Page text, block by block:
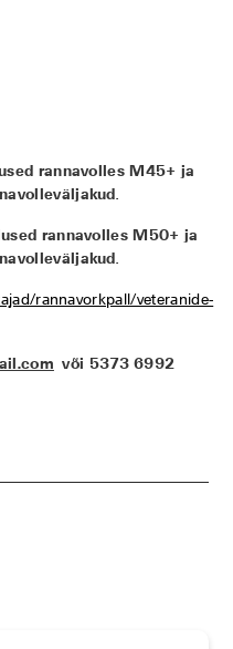
rannavolles M45+ ja
rannavolles M50+ ja
rannavorkpall/veteranide-
või 5373 6992